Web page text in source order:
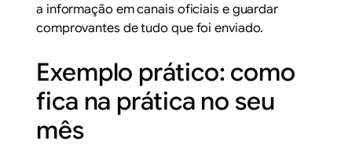
a informação em canais oficiais e guardar
comprovantes de tudo que foi enviado.
Exemplo prático: como
fica na prática no seu
mês